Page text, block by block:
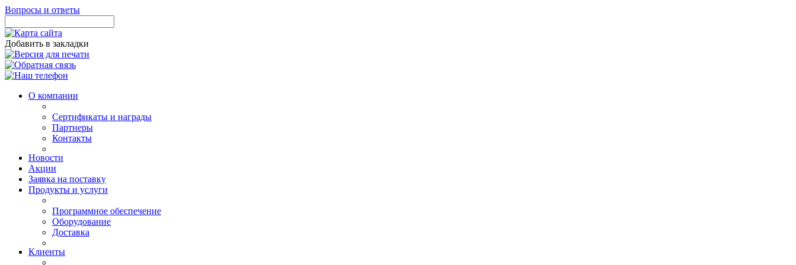
Вопросы и ответы
Добавить в закладки
О компании
Сертификаты и награды
Партнеры
Контакты
Новости
Акции
Заявка на поставку
Продукты и услуги
Программное обеспечение
Оборудование
Доставка
Клиенты